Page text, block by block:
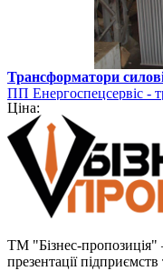
Трансформатори
ПП Енергоспецсервіс -
підстанції
Ціна:
ТМ "Бізнес-пропозиція"
презентації підприємств